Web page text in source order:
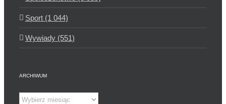
Sport (1 044)
Wywiady (551)
ARCHIWUM
Archiwum